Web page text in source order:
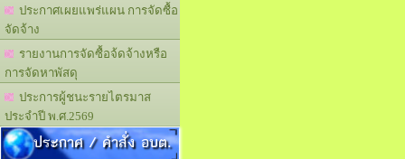
ประกาศเผยแพร่แผน การจัดซื้อ
จัดจ้าง
รายงานการจัดซื้อจ้ดจ้างหรือ
การจัดหาพัสดุ
ประการผู้ชนะรายไตรมาส
ประจำปี พ.ศ.2569
ประกาศ / คำสั่ง อบต.